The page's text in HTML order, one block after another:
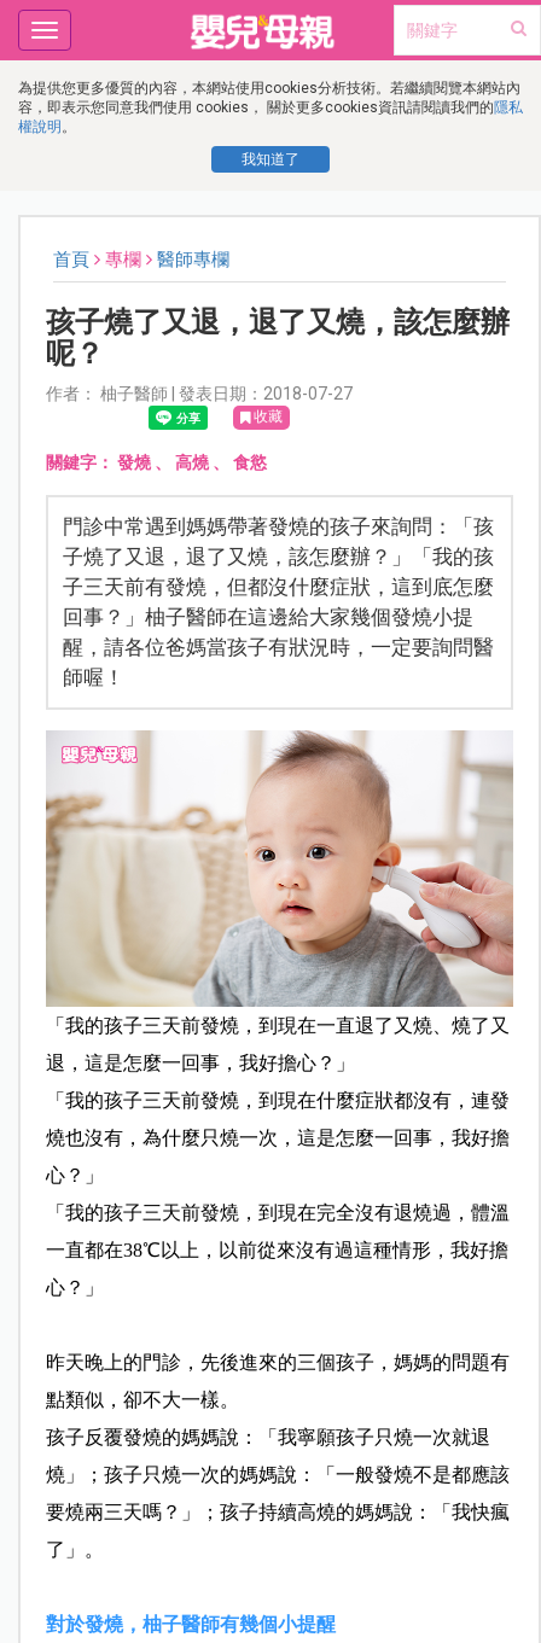
為提供您更多優質的內容，本網站使用cookies分析技術。若繼續閱覽本網站內
容，即表示您同意我們使用 cookies， 關於更多cookies資訊請閱讀我們的隱私
權說明 。
我知道了
Toggle
navigation
首頁 專欄 醫師專欄
孩子燒了又退，退了又燒，該怎麼辦
呢？
作者： 柚子醫師 | 發表日期：2018-07-27
收藏
關鍵字： 發燒、 高燒、 食慾
門診中常遇到媽媽帶著發燒的孩子來詢問：「孩
子燒了又退，退了又燒，該怎麼辦？」「我的孩
子三天前有發燒，但都沒什麼症狀，這到底怎麼
回事？」柚子醫師在這邊給大家幾個發燒小提
醒，請各位爸媽當孩子有狀況時，一定要詢問醫
師喔！
「我的孩子三天前發燒，到現在一直退了又燒、燒了又
退，這是怎麼一回事，我好擔心？」
「我的孩子三天前發燒，到現在什麼症狀都沒有，連發
燒也沒有，為什麼只燒一次，這是怎麼一回事，我好擔
心？」
「我的孩子三天前發燒，到現在完全沒有退燒過，體溫
一直都在38℃以上，以前從來沒有過這種情形，我好擔
心？」
昨天晚上的門診，先後進來的三個孩子，媽媽的問題有
點類似，卻不大一樣。
孩子反覆發燒的媽媽說：「我寧願孩子只燒一次就退
燒」；孩子只燒一次的媽媽說：「一般發燒不是都應該
要燒兩三天嗎？」；孩子持續高燒的媽媽說：「我快瘋
了」。
對於發燒，柚子醫師有幾個小提醒